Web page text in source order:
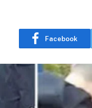
Facebook